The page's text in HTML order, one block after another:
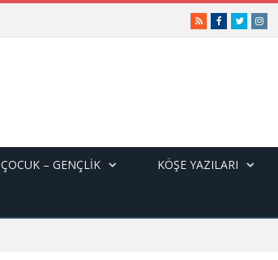
RSSFacebook
Twitter
ÇOCUK – GENÇLIK KÖŞE YAZILARI